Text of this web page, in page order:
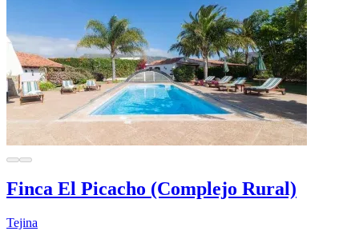
Finca El Picacho (Complejo Rural)
Tejina